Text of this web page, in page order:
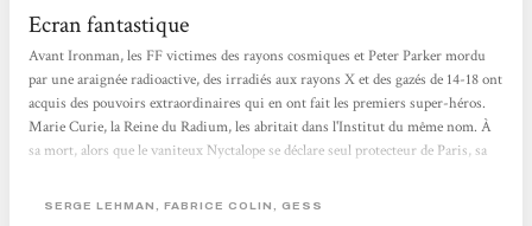
Ecran fantastique
Avant Ironman, les FF victimes des rayons cosmiques et Peter Parker mordu
par une araignée radioactive, des irradiés aux rayons X et des gazés de 14-18 ont
acquis des pouvoirs extraordinaires qui en ont fait les premiers super-héros.
Marie Curie, la Reine du Radium, les abritait dans l'Institut du même nom. À
sa mort, alors que le vaniteux Nyctalope se déclare seul protecteur de Paris, sa
aux surhommes en armure de Nous Autres, le groupe moscovite dirigé par le
SERGE LEHMAN, FABRICE COLIN, GESS